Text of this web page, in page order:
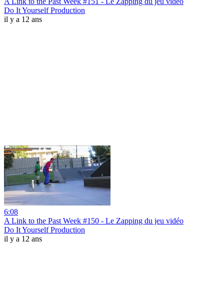
Do It Yourself Production
il y a 12 ans
6:08
A Link to the Past Week #150 - Le Zapping du jeu vidéo
Do It Yourself Production
il y a 12 ans